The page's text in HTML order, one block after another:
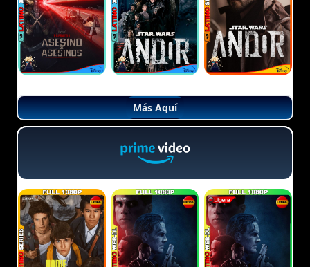
Más Aquí